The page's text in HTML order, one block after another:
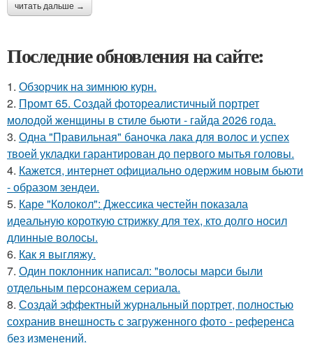
читать дальше →
Последние обновления на сайте:
1. Обзорчик на зимнюю курн.
2. Промт 65. Создай фотореалистичный портрет
молодой женщины в стиле бьюти - гайда 2026 года.
3. Одна "Правильная" баночка лака для волос и успех
твоей укладки гарантирован до первого мытья головы.
4. Кажется, интернет официально одержим новым бьюти
- образом зендеи.
5. Каре "Колокол": Джессика честейн показала
идеальную короткую стрижку для тех, кто долго носил
длинные волосы.
6. Как я выгляжу.
7. Один поклонник написал: "волосы марси были
отдельным персонажем сериала.
8. Создай эффектный журнальный портрет, полностью
сохранив внешность с загруженного фото - референса
без изменений.